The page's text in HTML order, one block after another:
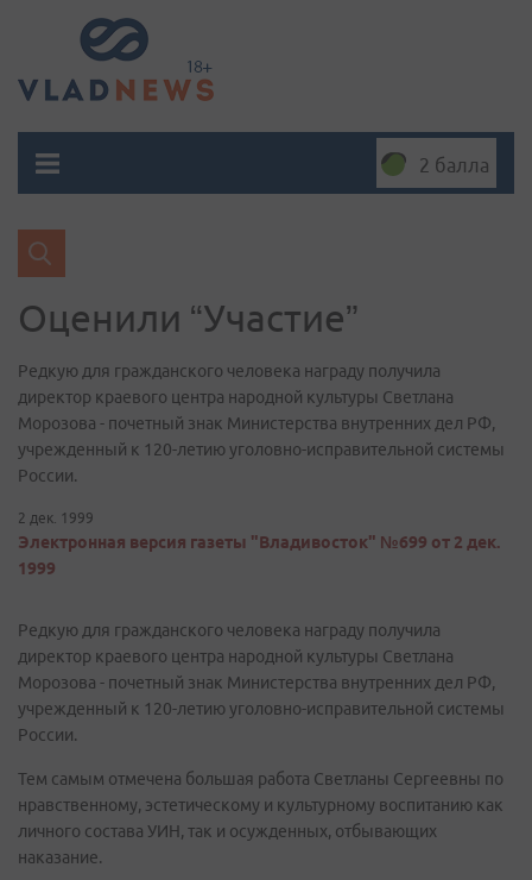
2 балла
Оценили “Участие”
Редкую для гражданского человека награду получила
директор краевого центра народной культуры Светлана
Морозова - почетный знак Министерства внутренних дел РФ,
учрежденный к 120-летию уголовно-исправительной системы
России.
2 дек. 1999
Электронная версия газеты "Владивосток" №699 от 2 дек.
1999
Редкую для гражданского человека награду получила
директор краевого центра народной культуры Светлана
Морозова - почетный знак Министерства внутренних дел РФ,
учрежденный к 120-летию уголовно-исправительной системы
России.
Тем самым отмечена большая работа Светланы Сергеевны по
нравственному, эстетическому и культурному воспитанию как
личного состава УИН, так и осужденных, отбывающих
наказание.